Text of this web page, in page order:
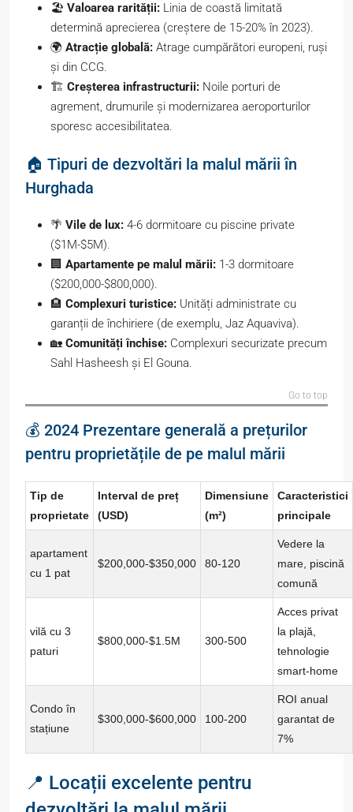
🏖️ Valoarea rarității: Linia de coastă limitată
determină aprecierea (creștere de 15-20% în 2023).
🌍 Atracție globală: Atrage cumpărători europeni, ruși
și din CCG.
🏗️ Creșterea infrastructurii: Noile porturi de
agrement, drumurile și modernizarea aeroporturilor
sporesc accesibilitatea.
🏠 Tipuri de dezvoltări la malul mării în
Hurghada
🌴 Vile de lux: 4-6 dormitoare cu piscine private
($1M-$5M).
🏢 Apartamente pe malul mării: 1-3 dormitoare
($200,000-$800,000).
🏨 Complexuri turistice: Unități administrate cu
garanții de închiriere (de exemplu, Jaz Aquaviva).
🏡 Comunități închise: Complexuri securizate precum
Sahl Hasheesh și El Gouna.
Go to top
💰 2024 Prezentare generală a prețurilor
pentru proprietățile de pe malul mării
Tip de
proprietate
Interval de preț
(USD)
Dimensiune
(m²)
Caracteristici
principale
apartament
cu 1 pat
$200,000-$350,000 80-120
Vedere la
mare, piscină
comună
vilă cu 3
paturi
$800,000-$1.5M 300-500
Acces privat
la plajă,
tehnologie
smart-home
Condo în
stațiune
$300,000-$600,000 100-200
ROI anual
garantat de
7%
📍 Locații excelente pentru